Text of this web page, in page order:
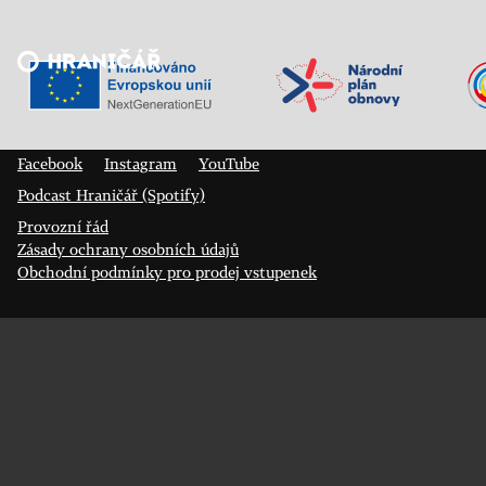
Veřejný sál Hraničář, spolek
Facebook
Instagram
YouTube
Podcast Hraničář (Spotify)
Provozní řád
Zásady ochrany osobních údajů
Obchodní podmínky pro prodej vstupenek